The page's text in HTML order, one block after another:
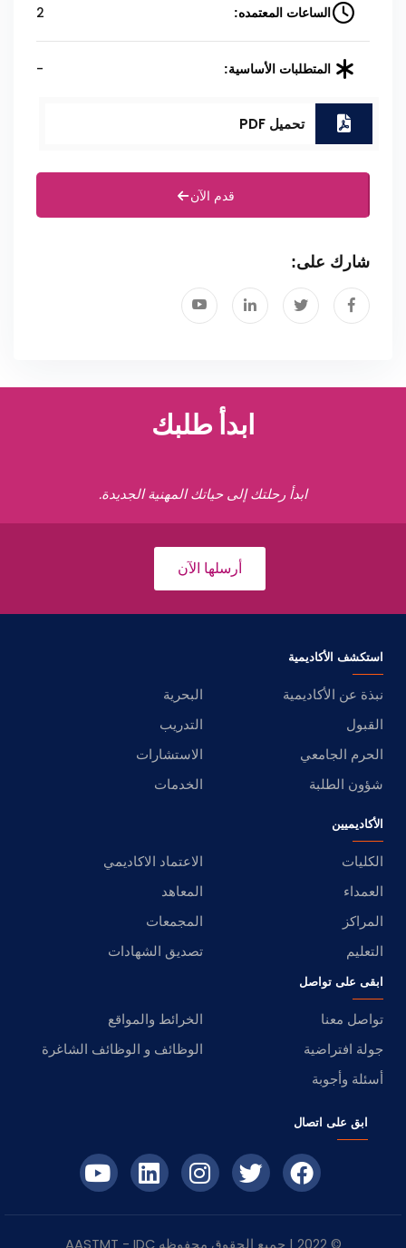
الساعات المعتمده: 2
المتطلبات الأساسية: -
تحميل PDF
قدم الآن
شارك على:
ابدأ طلبك
ابدأ رحلتك إلى حياتك المهنية الجديدة.
أرسلها الآن
استكشف الأكاديمية
نبذة عن الأكاديمية
البحرية
القبول
التدريب
الحرم الجامعي
الاستشارات
شؤون الطلبة
الخدمات
الأكاديميين
الكليات
الاعتماد الاكاديمي
العمداء
المعاهد
المراكز
المجمعات
التعليم
تصديق الشهادات
ابقى على تواصل
تواصل معنا
الخرائط والمواقع
جولة افتراضية
الوظائف و الوظائف الشاغرة
أسئلة وأجوبة
ابق على اتصال
© 2022 | جميع الحقوق محفوظه IDC
- AASTMT